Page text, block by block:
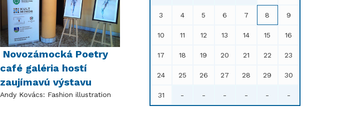
Novozámocká Poetry
café galéria hostí
zaujímavú výstavu
Andy Kovács: Fashion illustration
3 4 5 6 7 8 9
10 11 12 13 14 15 16
17 18 19 20 21 22 23
24 25 26 27 28 29 30
31 - - - - - -